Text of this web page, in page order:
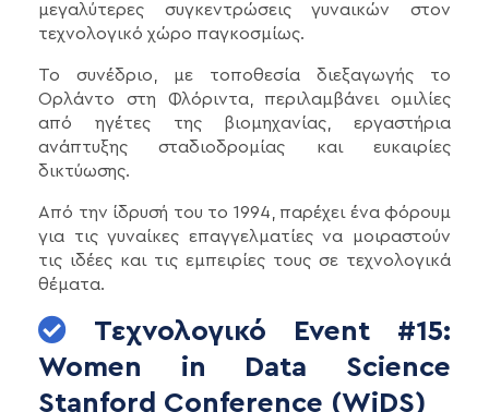
μεγαλύτερες συγκεντρώσεις γυναικών στον
τεχνολογικό χώρο παγκοσμίως.
Το συνέδριο, με τοποθεσία διεξαγωγής το
Ορλάντο στη Φλόριντα, περιλαμβάνει ομιλίες
από ηγέτες της βιομηχανίας, εργαστήρια
ανάπτυξης σταδιοδρομίας και ευκαιρίες
δικτύωσης.
Από την ίδρυσή του το 1994, παρέχει ένα φόρουμ
για τις γυναίκες επαγγελματίες να μοιραστούν
τις ιδέες και τις εμπειρίες τους σε τεχνολογικά
θέματα.
Τεχνολογικό Event #15:
Women in Data Science
Stanford Conference (WiDS)